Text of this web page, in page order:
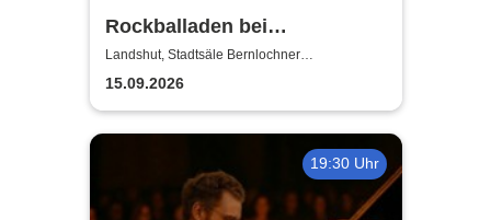
Rockballaden bei
Kerzenschein
Landshut, Stadtsäle Bernlochner
Redoutensaal
15.09.2026
19:30 Uhr